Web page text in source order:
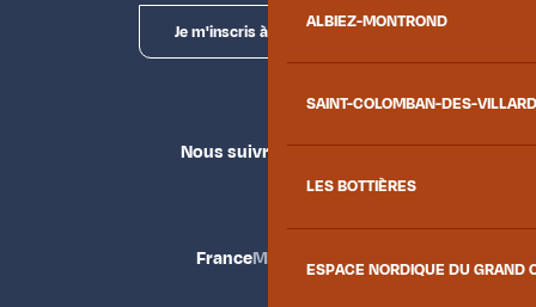
ALBIEZ-MONTROND
SAINT-COLOMBAN-DES-
LES BOTTIÈRES
ESPACE NORDIQUE DU GRAND
Je m'inscris à la newsletter
Nous suivre
FranceMaurienne